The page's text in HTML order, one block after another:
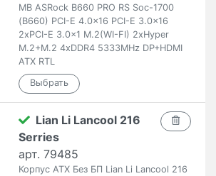
MB ASRock B660 PRO RS Soc-1700
(B660) PCI-E 4.0x16 PCI-E 3.0x16
2xPCI-E 3.0x1 M.2(WI-FI) 2xHyper
M.2+M.2 4xDDR4 5333MHz DP+HDMI
ATX RTL
Lian Li Lancool 216
Serries
арт. 79485
Корпус ATX Без БП Lian Li Lancool 216